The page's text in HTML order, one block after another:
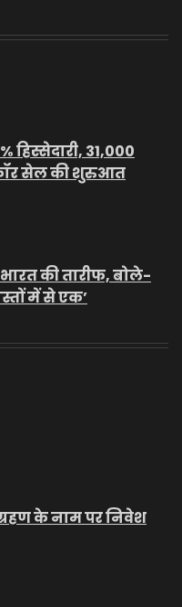
31,000
सेल की शुरुआत
की तारीफ, बोले-
में से एक’
के नाम पर निवेश